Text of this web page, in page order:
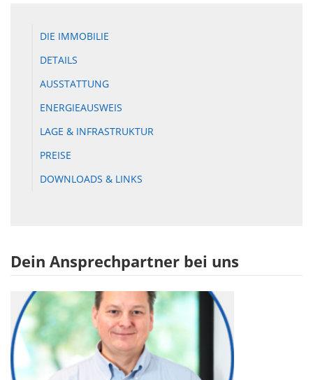
DIE IMMOBILIE
DETAILS
AUSSTATTUNG
ENERGIEAUSWEIS
LAGE & INFRASTRUKTUR
PREISE
DOWNLOADS & LINKS
Dein Ansprechpartner bei uns